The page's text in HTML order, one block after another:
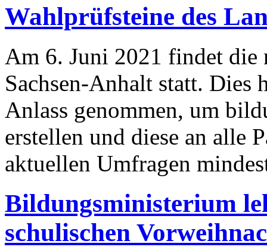
Wahlprüfsteine des
Am 6. Juni 2021 findet die
Sachsen-Anhalt statt. Dies
Anlass genommen, um
erstellen und diese an alle
aktuellen Umfragen
Bildungsministerium
schulischen